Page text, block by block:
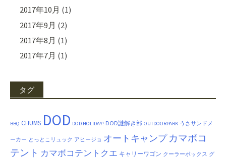
2017年10月 (1)
2017年9月 (2)
2017年8月 (1)
2017年7月 (1)
タグ
BBQ CHUMS DOD DOD HOLIDAY! DOD謎解き部 OUTDOORPARK うさサンドメ
ーカー とっとこリュック アヒージョ オートキャンプ カマボコ
テント カマボコテントクエ キャリーワゴン クーラーボックス グ